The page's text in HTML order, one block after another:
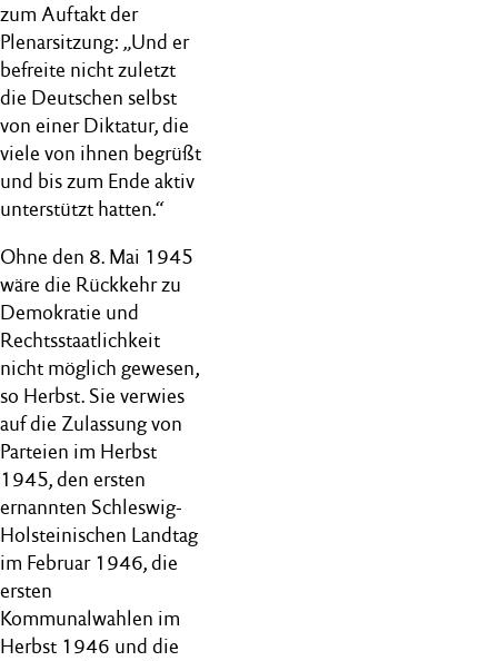
zum Auftakt der
Plenarsitzung: „Und er
befreite nicht zuletzt
die Deutschen selbst
von einer Diktatur, die
viele von ihnen begrüßt
und bis zum Ende aktiv
unterstützt hatten.“
Ohne den 8. Mai 1945
wäre die Rückkehr zu
Demokratie und
Rechtsstaatlichkeit
nicht möglich gewesen,
so Herbst. Sie verwies
auf die Zulassung von
Parteien im Herbst
1945, den ersten
ernannten Schleswig-
Holsteinischen Landtag
im Februar 1946, die
ersten
Kommunalwahlen im
Herbst 1946 und die